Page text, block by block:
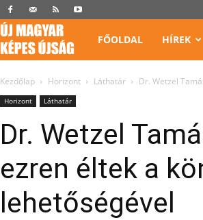
Képes
Újság
FŐOLDAL HÍREK
Kezdőlap Horizont Láthatár Dr. Wetzel
Horizont Láthatár
Dr. Wetzel
ezren éltek a
lehetőségével